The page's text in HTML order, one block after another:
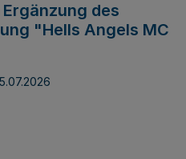
des
"Hells Angels MC